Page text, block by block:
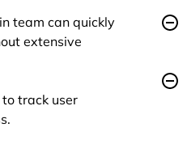
team can quickly
extensive
track user